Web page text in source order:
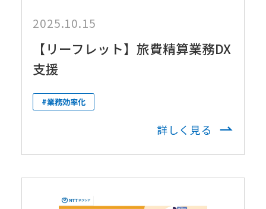
2025.10.15
【リーフレット】旅費精算業務DX
支援
#業務効率化
詳しく見る